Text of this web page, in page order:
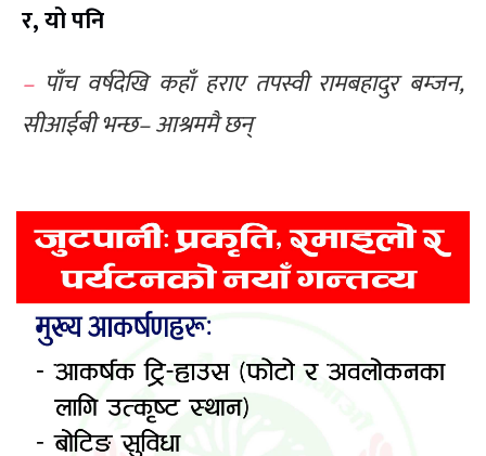
र, यो पनि
– पाँच वर्षदेखि कहाँ हराए तपस्वी रामबहादुर बम्जन,
सीआईबी भन्छ– आश्रममै छन्